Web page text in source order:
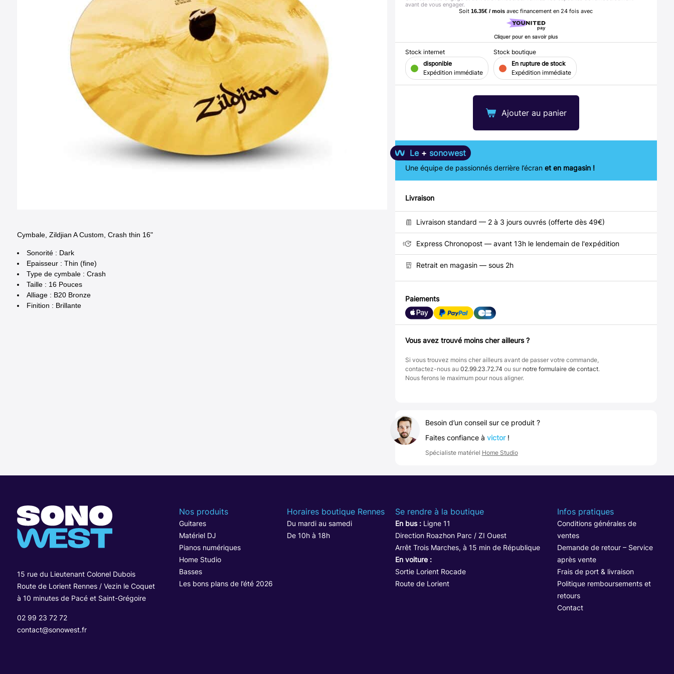
Cymbale, Zildjian A Custom, Crash thin 16"
Sonorité : Dark
Epaisseur : Thin (fine)
Type de cymbale : Crash
Taille : 16 Pouces
Alliage : B20 Bronze
Finition : Brillante
Ajouter au panier
Soit 16.35€ / mois avec financement en 24 fois avec
Cliquer pour en savoir plus
avant de vous engager.
Stock internet
disponible
Expédition immédiate
Stock boutique
En rupture de stock
Expédition immédiate
Le + sonowest
Une équipe de passionnés derrière l’écran et en magasin !
Livraison
Livraison standard — 2 à 3 jours ouvrés (offerte dès 49€)
Express Chronopost — avant 13h le lendemain de l'expédition
Retrait en magasin — sous 2h
Paiements
Vous avez trouvé moins cher ailleurs ?
Si vous trouvez moins cher ailleurs avant de passer votre commande,
contactez-nous au 02.99.23.72.74 ou sur notre formulaire de contact.
Nous ferons le maximum pour nous aligner.
Besoin d’un conseil sur ce produit ?
Faites confiance à victor!
Spécialiste matériel Home Studio
15 rue du Lieutenant Colonel Dubois
Route de Lorient Rennes / Vezin le Coquet
à 10 minutes de Pacé et Saint-Grégoire
02 99 23 72 72
contact@sonowest.fr
Nos produits
Guitares
Matériel DJ
Pianos numériques
Home Studio
Basses
Les bons plans de l’été 2026
Horaires boutique Rennes
Du mardi au samedi
De 10h à 18h
Se rendre à la boutique
En bus :Ligne 11
Direction Roazhon Parc / ZI Ouest
Arrêt Trois Marches, à 15 min de République
En voiture :
Sortie Lorient Rocade
Route de Lorient
Infos pratiques
Conditions générales de
ventes
Demande de retour – Service
après vente
Frais de port & livraison
Politique remboursements et
retours
Contact